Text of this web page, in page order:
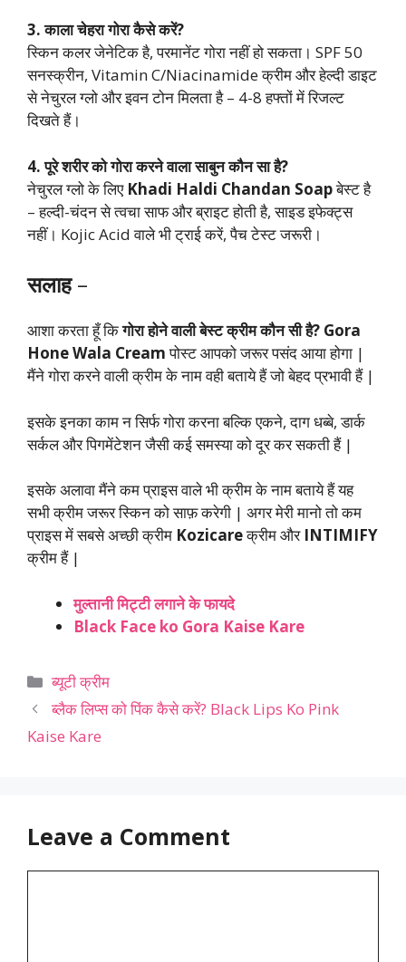
3.काला चेहरा गोरा कैसे करें?
स्किन कलर जेनेटिक है, परमानेंट गोरा नहीं हो सकता। SPF 50
सनस्क्रीन, Vitamin C/Niacinamide क्रीम और हेल्दी डाइट
से नेचुरल ग्लो और इवन टोन मिलता है – 4-8 हफ्तों में रिजल्ट
दिखते हैं।
4.पूरे शरीर को गोरा करने वाला साबुन कौन सा है?
नेचुरल ग्लो के लिए Khadi Haldi Chandan Soapबेस्ट है
– हल्दी-चंदन से त्वचा साफ और ब्राइट होती है, साइड इफेक्ट्स
नहीं। Kojic Acid वाले भी ट्राई करें, पैच टेस्ट जरूरी।
सलाह–
आशा करता हूँ किगोरा होने वाली बेस्ट क्रीम कौन सी है? Gora
Hone Wala Creamपोस्ट आपको जरूर पसंद आया होगा |
मैंने गोरा करने वाली क्रीम के नाम वही बताये हैं जो बेहद प्रभावी हैं |
इसके इनका काम न सिर्फ गोरा करना बल्कि एकने, दाग धब्बे, डार्क
सर्कल और पिगमेंटेशन जैसी कई समस्या को दूर कर सकती हैं |
इसके अलावा मैंने कम प्राइस वाले भी क्रीम के नाम बताये हैं यह
सभी क्रीम जरूर स्किन को साफ़ करेगी | अगर मेरी मानो तो कम
प्राइस में सबसे अच्छी क्रीम Kozicareक्रीम और INTIMIFY
क्रीम हैं |
मुल्तानी मिट्टी लगाने के फायदे
Black Face ko Gora Kaise Kare
Categories
ब्यूटी क्रीम
ब्लैक लिप्स को पिंक कैसे करें? Black Lips Ko Pink
Kaise Kare
Leave a Comment